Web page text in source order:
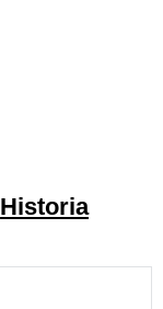
Historia